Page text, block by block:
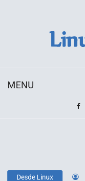
MENU
Desde Linux